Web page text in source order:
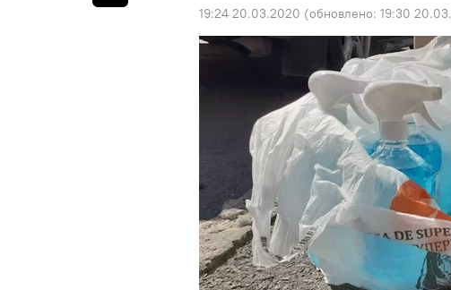
19:24 20.03.2020 (обновлено: 19:30